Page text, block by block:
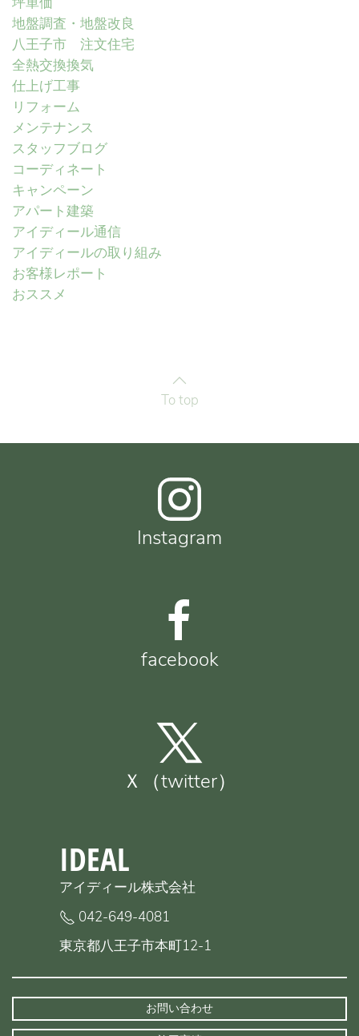
地盤調査・地盤改良
八王子市 注文住宅
全熱交換換気
仕上げ工事
リフォーム
メンテナンス
スタッフブログ
コーディネート
キャンペーン
アパート建築
アイディール通信
アイディールの取り組み
お客様レポート
おススメ
To top
Instagram
facebook
Ｘ（twitter）
IDEAL
アイディール株式会社
042-649-4081
東京都八王子市本町12-1
お問い合わせ